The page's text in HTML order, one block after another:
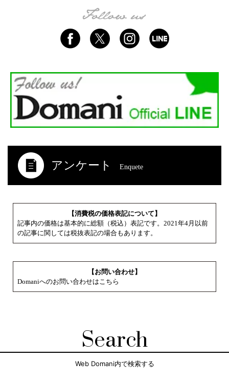
アンケート Enquete
【消費税の価格表記について】
記事内の価格は基本的に総額（税込）表記です。2021年4月以前
の記事に関しては税抜表記の場合もあります。
【お問い合わせ】
Domaniへのお問い合わせはこちら
Search
Web Domani内で検索する